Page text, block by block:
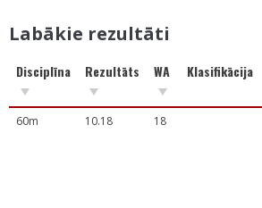
Labākie rezultāti
Disciplīna Rezultāts WA Klasifikācija
60m 10.18 18